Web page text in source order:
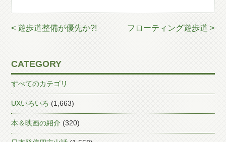
< 遊歩道整備が優先か?! フローティング遊歩道 >
CATEGORY
すべてのカテゴリ
UXいろいろ (1,663)
本＆映画の紹介 (320)